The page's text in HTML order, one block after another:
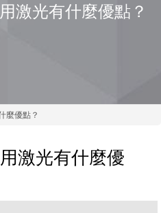
激光有什麼優點？
麼優點？
激光有什麼優